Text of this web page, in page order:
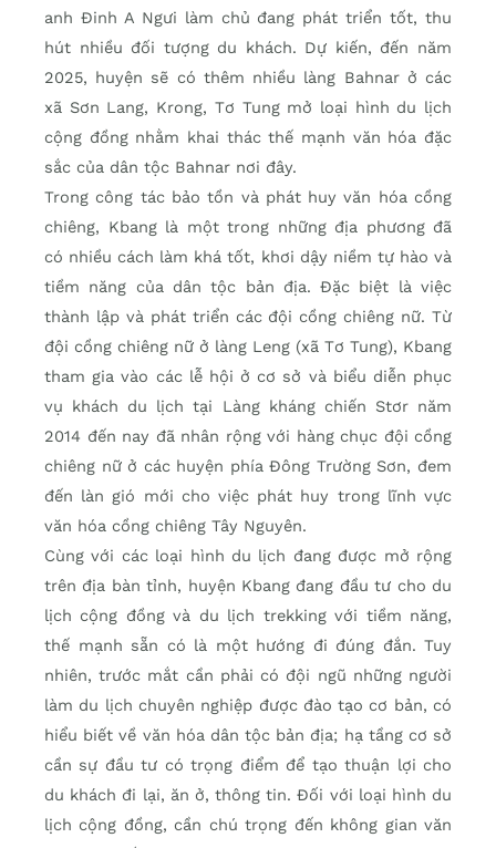
anh Đinh A Ngưi làm chủ đang phát triển tốt, thu
hút nhiều đối tượng du khách. Dự kiến, đến năm
2025, huyện sẽ có thêm nhiều làng Bahnar ở các
xã Sơn Lang, Krong, Tơ Tung mở loại hình du lịch
cộng đồng nhằm khai thác thế mạnh văn hóa đặc
sắc của dân tộc Bahnar nơi đây.
Trong công tác bảo tồn và phát huy văn hóa cồng
chiêng, Kbang là một trong những địa phương đã
có nhiều cách làm khá tốt, khơi dậy niềm tự hào và
tiềm năng của dân tộc bản địa. Đặc biệt là việc
thành lập và phát triển các đội cồng chiêng nữ. Từ
đội cồng chiêng nữ ở làng Leng (xã Tơ Tung), Kbang
tham gia vào các lễ hội ở cơ sở và biểu diễn phục
vụ khách du lịch tại Làng kháng chiến Stơr năm
2014 đến nay đã nhân rộng với hàng chục đội cồng
chiêng nữ ở các huyện phía Đông Trường Sơn, đem
đến làn gió mới cho việc phát huy trong lĩnh vực
văn hóa cồng chiêng Tây Nguyên.
Cùng với các loại hình du lịch đang được mở rộng
trên địa bàn tỉnh, huyện Kbang đang đầu tư cho du
lịch cộng đồng và du lịch trekking với tiềm năng,
thế mạnh sẵn có là một hướng đi đúng đắn. Tuy
nhiên, trước mắt cần phải có đội ngũ những người
làm du lịch chuyên nghiệp được đào tạo cơ bản, có
hiểu biết về văn hóa dân tộc bản địa; hạ tầng cơ sở
cần sự đầu tư có trọng điểm để tạo thuận lợi cho
du khách đi lại, ăn ở, thông tin. Đối với loại hình du
lịch cộng đồng, cần chú trọng đến không gian văn